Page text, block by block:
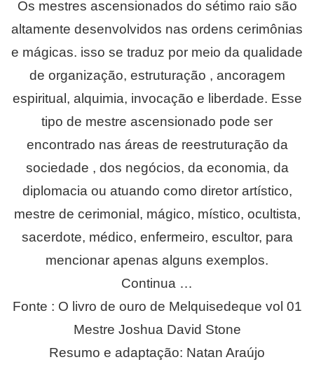
Os mestres ascensionados do sétimo raio são
altamente desenvolvidos nas ordens cerimônias
e mágicas. isso se traduz por meio da qualidade
de organização, estruturação , ancoragem
espiritual, alquimia, invocação e liberdade. Esse
tipo de mestre ascensionado pode ser
encontrado nas áreas de reestruturação da
sociedade , dos negócios, da economia, da
diplomacia ou atuando como diretor artístico,
mestre de cerimonial, mágico, místico, ocultista,
sacerdote, médico, enfermeiro, escultor, para
mencionar apenas alguns exemplos.
Continua …
Fonte : O livro de ouro de Melquisedeque vol 01
Mestre Joshua David Stone
Resumo e adaptação: Natan Araújo